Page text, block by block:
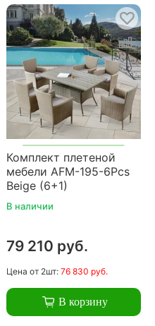
Комплект плетеной
мебели AFM-195-6Pcs
Beige (6+1)
В наличии
79 210 руб.
Цена от 2шт: 76 830 руб.
В корзину